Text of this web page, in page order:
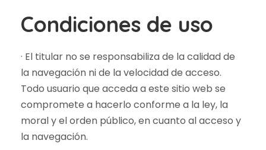
Condiciones de uso
· El titular no se responsabiliza de la calidad de
la navegación ni de la velocidad de acceso.
Todo usuario que acceda a este sitio web se
compromete a hacerlo conforme a la ley, la
moral y el orden público, en cuanto al acceso y
la navegación.